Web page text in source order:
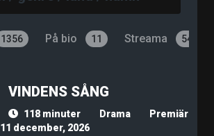
1356 På bio 11 Streama 540
VINDENS SÅNG
118 minuter Drama
Premiär
11 december, 2026